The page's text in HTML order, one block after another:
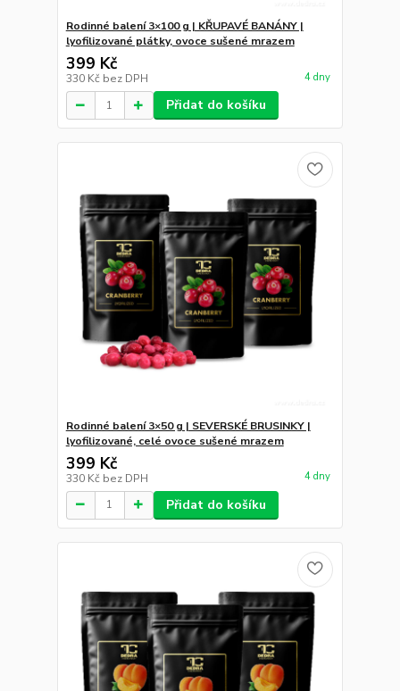
Rodinné balení 3×100 g | KŘUPAVÉ BANÁNY |
lyofilizované plátky, ovoce sušené mrazem
399 Kč
330 Kč bez DPH 4 dny
Přidat do košíku
Rodinné balení 3×50 g | SEVERSKÉ BRUSINKY |
lyofilizované, celé ovoce sušené mrazem
399 Kč
330 Kč bez DPH 4 dny
Přidat do košíku